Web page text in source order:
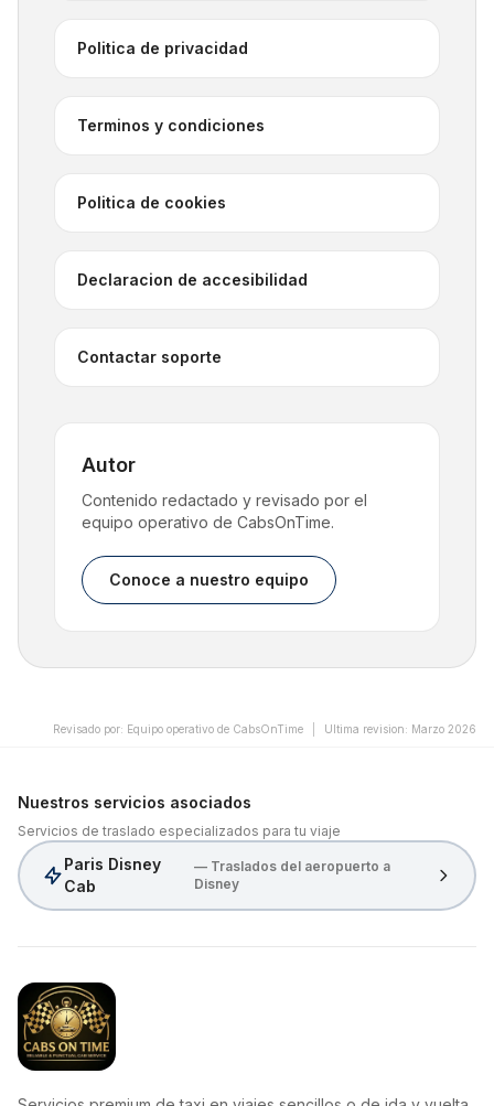
Politica de privacidad
Terminos y condiciones
Politica de cookies
Declaracion de accesibilidad
Contactar soporte
Autor
Contenido redactado y revisado por el
equipo operativo de CabsOnTime.
Conoce a nuestro equipo
Revisado por: Equipo operativo de CabsOnTime Ultima revision: Marzo 2026
Nuestros servicios asociados
Servicios de traslado especializados para tu viaje
Paris Disney
Cab
— Traslados del aeropuerto a
Disney
CabsOnTime